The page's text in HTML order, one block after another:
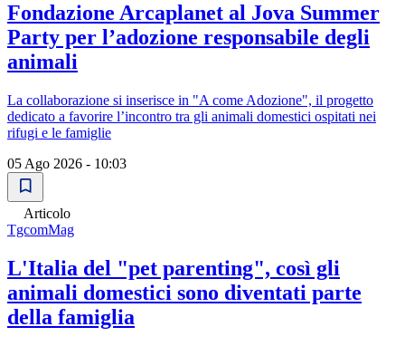
Fondazione Arcaplanet al Jova Summer
Party per l’adozione responsabile degli
animali
La collaborazione si inserisce in "A come Adozione", il progetto
dedicato a favorire l’incontro tra gli animali domestici ospitati nei
rifugi e le famiglie
05 Ago 2026 - 10:03
Articolo
TgcomMag
L'Italia del "pet parenting", così gli
animali domestici sono diventati parte
della famiglia